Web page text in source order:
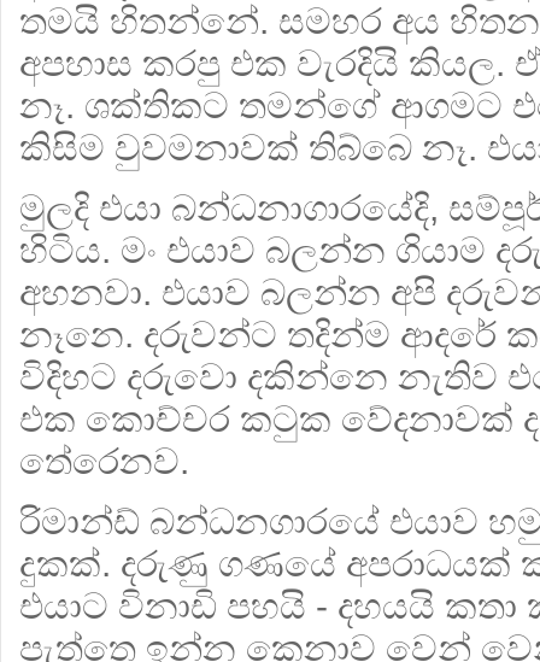
තමයි හිතන්නේ. සමහර අය
අපහාස කරපු එක වැරදියි කියල.
නෑ. ශක්තිකට තමන්ගේ ආගමට
කිසිම වුවමනාවක් තිබ්බෙ නෑ.
මුලදි එයා බන්ධනාගාරයේදි,
හිටිය. මං එයාව බලන්න ගියාම
අහනවා. එයාව බලන්න අපි
නෑනෙ. දරුවන්ට තදින්ම ආදරේ
විදිහට දරුවො දකින්නෙ නැතිව
එක කොච්චර කටුක වේදනාවක්
තේරෙනව.
රිමාන්ඩ් බන්ධනගාරයේ එයාව
දුකක්. දරුණු ගණයේ අපරාධයක්
එයාට විනාඩි පහයි - දහයයි
පැත්තෙ ඉන්න කෙනාව වෙන්